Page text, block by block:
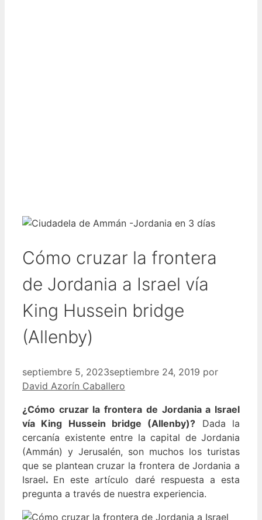
Cómo cruzar la frontera
de Jordania a Israel vía
King Hussein bridge
(Allenby)
septiembre 5, 2023septiembre 24, 2019 por
David Azorín Caballero
¿Cómo cruzar la frontera de Jordania a Israel
vía King Hussein bridge (Allenby)? Dada la
cercanía existente entre la capital de Jordania
(Ammán) y Jerusalén, son muchos los turistas
que se plantean cruzar la frontera de Jordania a
Israel. En este artículo daré respuesta a esta
pregunta a través de nuestra experiencia.